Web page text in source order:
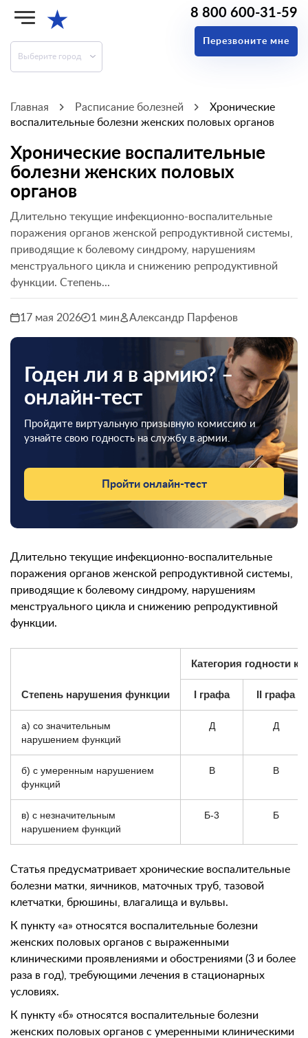
★
Выберите город
8 800 600-31-59
Перезвоните мне
Главная Расписание болезней
Хронические
воспалительные болезни женских половых органов
Хронические воспалительные
болезни женских половых
органов
Длительно текущие инфекционно-воспалительные
поражения органов женской репродуктивной системы,
приводящие к болевому синдрому, нарушениям
менструального цикла и снижению репродуктивной
функции. Степень...
17 мая 2026 1 мин Александр Парфенов
Годен ли я в армию? –
онлайн-тест
Пройдите виртуальную призывную комиссию и
узнайте свою годность на службу в армии.
Пройти онлайн-тест
Длительно текущие инфекционно-воспалительные
поражения органов женской репродуктивной системы,
приводящие к болевому синдрому, нарушениям
менструального цикла и снижению репродуктивной
функции.
Степень нарушения функции
Категория годности к
I графа II графа
а) со значительным
нарушением функций
Д Д
б) с умеренным нарушением
функций
В В
в) с незначительным
нарушением функций
Б-3 Б
Статья предусматривает хронические воспалительные
болезни матки, яичников, маточных труб, тазовой
клетчатки, брюшины, влагалища и вульвы.
К пункту «а» относятся воспалительные болезни
женских половых органов с выраженными
клиническими проявлениями и обострениями (3 и более
раза в год), требующими лечения в стационарных
условиях.
К пункту «б» относятся воспалительные болезни
женских половых органов с умеренными клиническими